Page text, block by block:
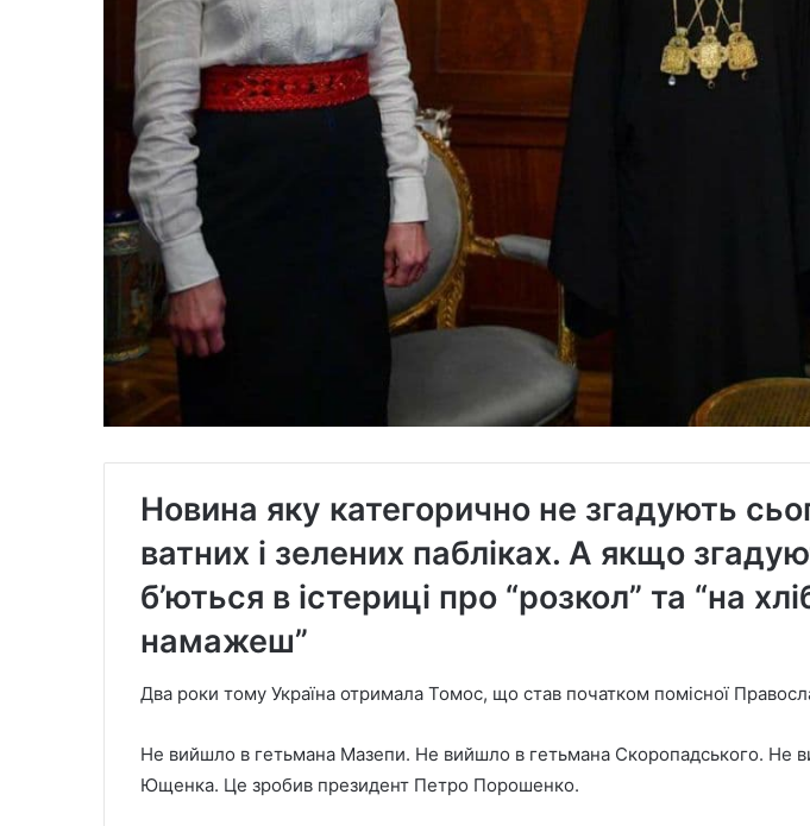
Новина яку категорично не згадують
ватних і зелених пабліках. А якщо
б’ються в істериці про “розкол” та “на
намажеш”
Два роки тому Україна отримала Томос, що став початком помісної
Не вийшло в гетьмана Мазепи. Не вийшло в гетьмана Скоропадського. Не
Ющенка. Це зробив президент Петро Порошенко.